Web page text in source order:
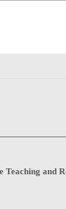
and